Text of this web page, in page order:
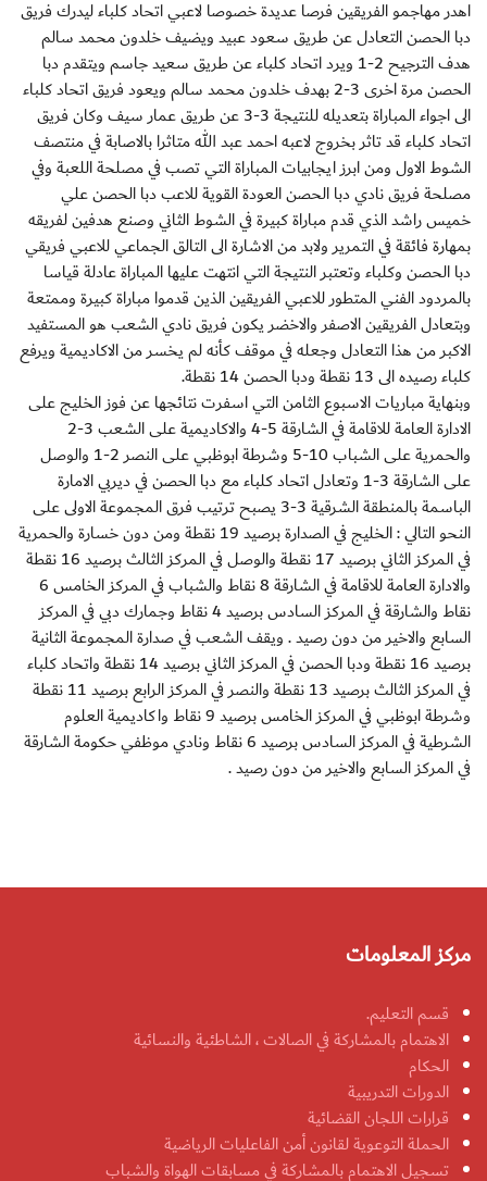
اهدر مهاجمو الفريقين فرصا عديدة خصوصا لاعبي اتحاد كلباء ليدرك فريق
دبا الحصن التعادل عن طريق سعود عبيد ويضيف خلدون محمد سالم
هدف الترجيح 2-1 ويرد اتحاد كلباء عن طريق سعيد جاسم ويتقدم دبا
الحصن مرة اخرى 3-2 بهدف خلدون محمد سالم ويعود فريق اتحاد كلباء
الى اجواء المباراة بتعديله للنتيجة 3-3 عن طريق عمار سيف وكان فريق
اتحاد كلباء قد تاثر بخروج لاعبه احمد عبد الله متاثرا بالاصابة في منتصف
الشوط الاول ومن ابرز ايجابيات المباراة التي تصب في مصلحة اللعبة وفي
مصلحة فريق نادي دبا الحصن العودة القوية للاعب دبا الحصن علي
خميس راشد الذي قدم مباراة كبيرة في الشوط الثاني وصنع هدفين لفريقه
بمهارة فائقة في التمرير ولابد من الاشارة الى التالق الجماعي للاعبي فريقي
دبا الحصن وكلباء وتعتبر النتيجة التي انتهت عليها المباراة عادلة قياسا
بالمردود الفني المتطور للاعبي الفريقين الذين قدموا مباراة كبيرة وممتعة
وبتعادل الفريقين الاصفر والاخضر يكون فريق نادي الشعب هو المستفيد
الاكبر من هذا التعادل وجعله في موقف كأنه لم يخسر من الاكاديمية ويرفع
كلباء رصيده الى 13 نقطة ودبا الحصن 14 نقطة.
وبنهاية مباريات الاسبوع الثامن التي اسفرت نتائجها عن فوز الخليج على
الادارة العامة للاقامة في الشارقة 5-4 والاكاديمية على الشعب 3-2
والحمرية على الشباب 10-5 وشرطة ابوظبي على النصر 2-1 والوصل
على الشارقة 3-1 وتعادل اتحاد كلباء مع دبا الحصن في ديربي الامارة
الباسمة بالمنطقة الشرقية 3-3 يصبح ترتيب فرق المجموعة الاولى على
النحو التالي : الخليج في الصدارة برصيد 19 نقطة ومن دون خسارة والحمرية
في المركز الثاني برصيد 17 نقطة والوصل في المركز الثالث برصيد 16 نقطة
والادارة العامة للاقامة في الشارقة 8 نقاط والشباب في المركز الخامس 6
نقاط والشارقة في المركز السادس برصيد 4 نقاط وجمارك دبي في المركز
السابع والاخير من دون رصيد . ويقف الشعب في صدارة المجموعة الثانية
برصيد 16 نقطة ودبا الحصن في المركز الثاني برصيد 14 نقطة واتحاد كلباء
في المركز الثالث برصيد 13 نقطة والنصر في المركز الرابع برصيد 11 نقطة
وشرطة ابوظبي في المركز الخامس برصيد 9 نقاط واكاديمية العلوم
الشرطية في المركز السادس برصيد 6 نقاط ونادي موظفي حكومة الشارقة
في المركز السابع والاخير من دون رصيد .
مركز المعلومات
قسم التعليم.
الاهتمام بالمشاركة في الصالات ، الشاطئية والنسائية
الحكام
الدورات التدريبية
قرارات اللجان القضائية
الحملة التوعوية لقانون أمن الفاعليات الرياضية
تسجيل الاهتمام بالمشاركة في مسابقات الهواة والشباب